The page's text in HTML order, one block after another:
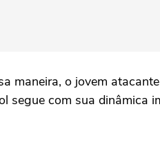
maneira, o jovem
segue com sua dinâmica